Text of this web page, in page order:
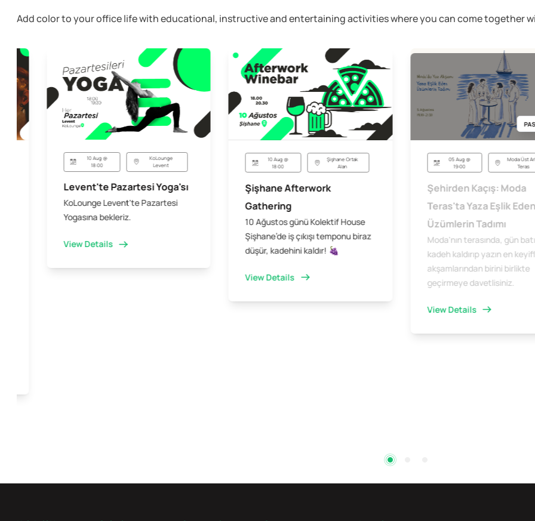
Add color to your office life with educational, instructive and entertaining activities where you can come together
10 Aug @
18:00
KoLounge
Levent
Levent'te Pazartesi Yoga'sı
KoLounge Levent'te Pazartesi
Yogasına bekleriz.
View Details
10 Aug @
18:00
Şişhane Ortak
Alan
Şişhane Afterwork
Gathering
10 Ağustos günü Kolektif House
Şişhane’de iş çıkışı temponu biraz
düşür, kadehini kaldır! 🍇
View Details
05 Aug @
19:00
Moda Üst
Teras
Şehirden Kaçış: Moda
Teras'ta Yaza Eşlik Eden
Üzümlerin Tadımı
Moda'nın terasında, gün
kadeh kaldırıp yazın en
akşamlarından birini birlikte
geçirmeye davetlisiniz.
View Details